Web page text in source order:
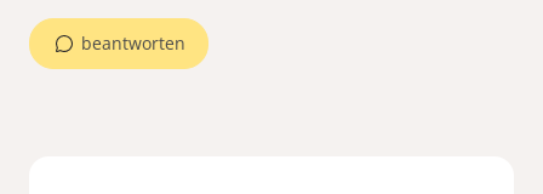
beantworten